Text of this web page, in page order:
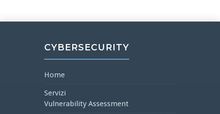
CYBERSECURITY
Home
Servizi
Vulnerability Assessment